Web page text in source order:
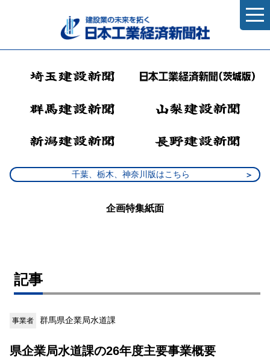
千葉、栃木、神奈川版はこちら
企画特集紙面
記事
事業者 群馬県企業局水道課
県企業局水道課の26年度主要事業概要